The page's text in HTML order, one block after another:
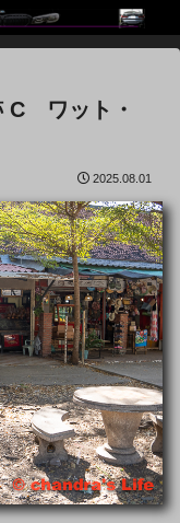
C ワット・
2025.08.01